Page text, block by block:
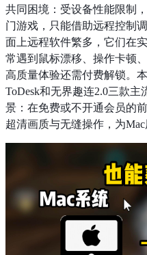
共同困境：受设备性能限制
门游戏，只能借助远程控制
面上远程软件繁多，它们在
常遇到鼠标漂移、操作卡顿
高质量体验还需付费解锁。
ToDesk和无界趣连2.0三款
景：在免费或不开通会员的
超清画质与无缝操作，为